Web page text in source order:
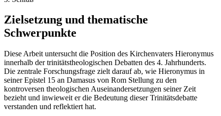
Zielsetzung und thematische
Schwerpunkte
Diese Arbeit untersucht die Position des Kirchenvaters Hieronymus
innerhalb der trinitätstheologischen Debatten des 4. Jahrhunderts.
Die zentrale Forschungsfrage zielt darauf ab, wie Hieronymus in
seiner Epistel 15 an Damasus von Rom Stellung zu den
kontroversen theologischen Auseinandersetzungen seiner Zeit
bezieht und inwieweit er die Bedeutung dieser Trinitätsdebatte
verstanden und reflektiert hat.